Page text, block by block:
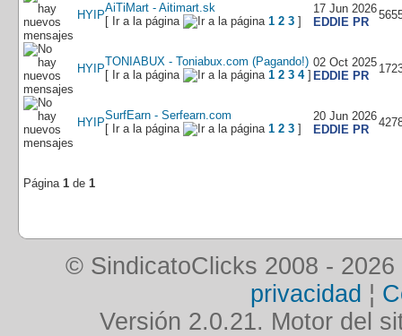
HYIP
AiTiMart - Aitimart.sk
[ Ir a la página
1 2 3 ]
17 Jun 2026
EDDIE PR
HYIP
TONIABUX - Toniabux.com (Pagando!)
[ Ir a la página
1 2 3 4]
02 Oct 2025
EDDIE PR
HYIP
SurfEarn - Serfearn.com
[ Ir a la página
1 2 3 ]
20 Jun 2026
EDDIE PR
Página 1 de 1
© SindicatoClicks 2008 - 2026
privacidad ¦
Versión 2.0.21. Motor del